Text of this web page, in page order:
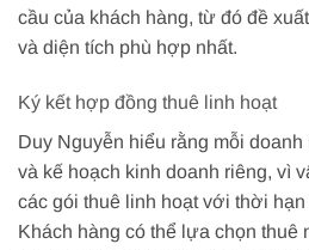
cầu của khách hàng, từ đó đề
và diện tích phù hợp nhất.
Ký kết hợp đồng thuê linh hoạt
Duy Nguyễn hiểu rằng mỗi
và kế hoạch kinh doanh riêng, vì
các gói thuê linh hoạt với thời
Khách hàng có thể lựa chọn thuê